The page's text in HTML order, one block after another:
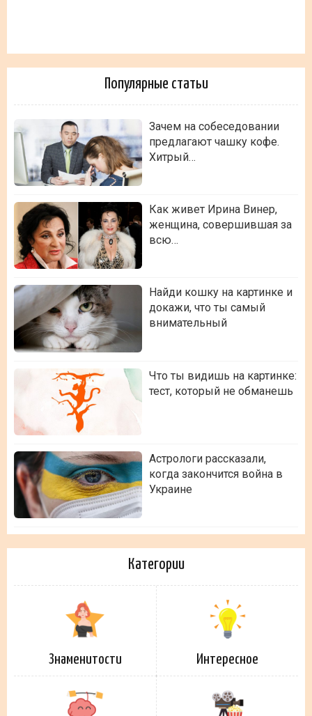
Популярные статьи
Зачем на собеседовании
предлагают чашку кофе.
Хитрый…
Как живет Ирина Винер,
женщина, совершившая за
всю…
Найди кошку на картинке и
докажи, что ты самый
внимательный
Что ты видишь на картинке:
тест, который не обманешь
Астрологи рассказали,
когда закончится война в
Украине
Категории
Знаменитости Интересное